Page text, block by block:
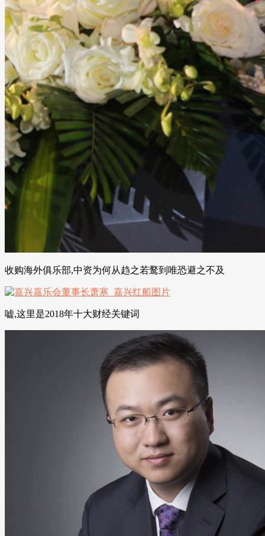
收购海外俱乐部,中资为何从趋之若鹜到唯恐避之不及
嘘,这里是2018年十大财经关键词